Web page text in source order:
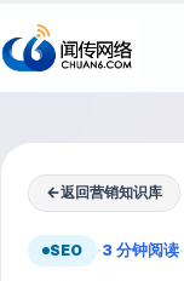
←返回营销知识库
SEO ·3 分钟阅读·